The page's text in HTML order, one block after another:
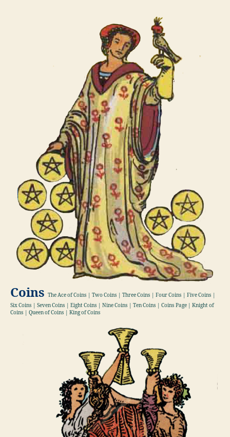
Coins The Ace of Coins | Two Coins | Three Coins | Four Coins | Five Coins |
Six Coins | Seven Coins | Eight Coins | Nine Coins | Ten Coins | Coins Page | Knight of
Coins | Queen of Coins | King of Coins